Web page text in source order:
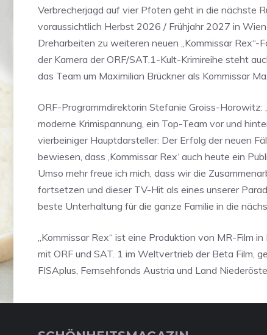
Verbrecherjagd auf vier Pfoten geht in die nächste
voraussichtlich Herbst 2026 / Frühjahr 2027 in
Dreharbeiten zu weiteren neuen „Kommissar Rex“-
der Kamera der ORF/SAT.1-Kult-Krimireihe steht
das Team um Maximilian Brückner als Kommissar
ORF-Programmdirektorin Stefanie Groiss-Horowitz:
moderne Krimispannung, ein Top-Team vor und
vierbeiniger Hauptdarsteller: Der Erfolg der neuen
bewiesen, dass ‚Kommissar Rex‘ auch heute ein
Umso mehr freue ich mich, dass wir die
fortsetzen und dieser TV-Hit als eines unserer
beste Unterhaltung für die ganze Familie in die
„Kommissar Rex“ ist eine Produktion von MR-Film in
mit ORF und SAT. 1 im Weltvertrieb der Beta Film,
FISAplus, Fernsehfonds Austria und Land